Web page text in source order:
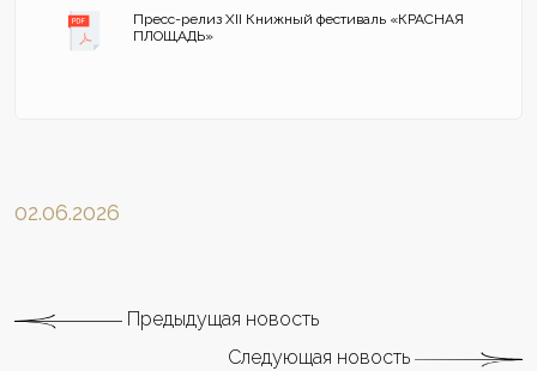
Пресс-релиз XII Книжный фестиваль «КРАСНАЯ
ПЛОЩАДЬ»
02.06.2026
Предыдущая новость
Следующая новость